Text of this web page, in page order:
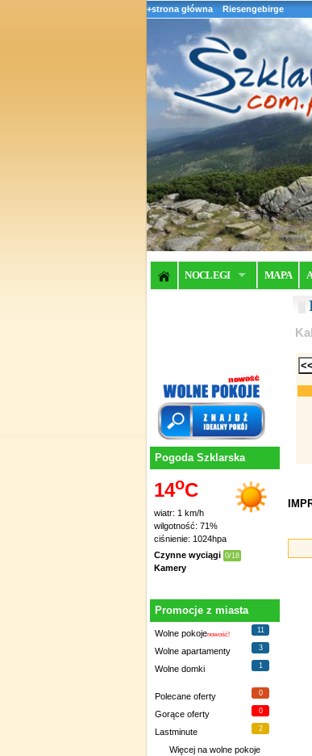
+strona główna Riesengebirge
NOCLEGI MAPA
Pogoda Szklarska
14oC
wiatr: 1 km/h
wilgotność: 71%
ciśnienie: 1024hpa
Czynne wyciągi 0/18
Kamery
Promocje z miasta
Wolne pokojenowość!
11
Wolne apartamenty 3
Wolne domki 1
Polecane oferty 0
Gorące oferty 0
Lastminute 2
Więcej na wolne pokoje